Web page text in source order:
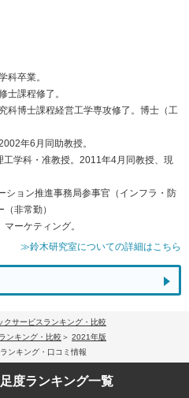
科卒業。
士課程修了。
科博士課程経営工学専攻修了。博士（工
年6月同助教授。
学科・准教授。2011年4月同教授、現
ション推進事務局参事官（インフラ・防
非常勤）
ーケティング。
≫鈴木研究室についての詳細はこちら
クサービスランキング・比較
ンキング・比較
2021年版
ンキング・口コミ情報
度ランキング一覧